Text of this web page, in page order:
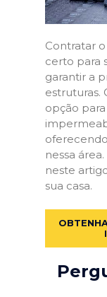
Contratar
certo para
garantir a
estruturas.
opção
nessa
neste
sua casa.